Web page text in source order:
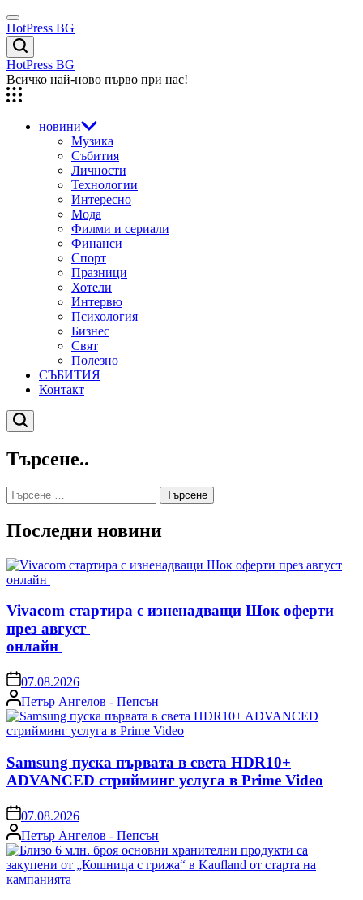
Skip
to
content
Menu
HotPress BG
Търсене
HotPress BG
Всичко най-ново първо при нас!
новини
Музика
Събития
Личности
Технологии
Интересно
Мода
Филми и сериали
Финанси
Спорт
Празници
Хотели
Интервю
Психология
Бизнес
Свят
Полезно
СЪБИТИЯ
Контакт
Търсене
Търсене..
Търсене
за:
Последни новини
Vivacom стартира с изненадващи Шок оферти
през август
онлайн
on07.08.2026
Posted
by
Петър Ангелов - Пепсън
Samsung пуска първата в света HDR10+
ADVANCED стрийминг услуга в Prime Video
on07.08.2026
Posted
by
Петър Ангелов - Пепсън